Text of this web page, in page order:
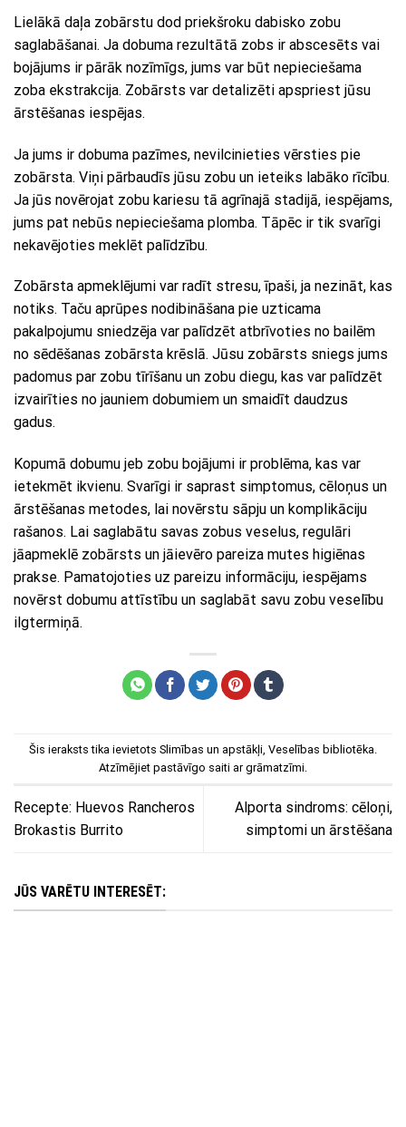
Lielākā daļa zobārstu dod priekšroku dabisko zobu
saglabāšanai. Ja dobuma rezultātā zobs ir abscesēts vai
bojājums ir pārāk nozīmīgs, jums var būt nepieciešama
zoba ekstrakcija. Zobārsts var detalizēti apspriest jūsu
ārstēšanas iespējas.
Ja jums ir dobuma pazīmes, nevilcinieties vērsties pie
zobārsta. Viņi pārbaudīs jūsu zobu un ieteiks labāko rīcību.
Ja jūs novērojat zobu kariesu tā agrīnajā stadijā, iespējams,
jums pat nebūs nepieciešama plomba. Tāpēc ir tik svarīgi
nekavējoties meklēt palīdzību.
Zobārsta apmeklējumi var radīt stresu, īpaši, ja nezināt, kas
notiks. Taču aprūpes nodibināšana pie uzticama
pakalpojumu sniedzēja var palīdzēt atbrīvoties no bailēm
no sēdēšanas zobārsta krēslā. Jūsu zobārsts sniegs jums
padomus par zobu tīrīšanu un zobu diegu, kas var palīdzēt
izvairīties no jauniem dobumiem un smaidīt daudzus
gadus.
Kopumā dobumu jeb zobu bojājumi ir problēma, kas var
ietekmēt ikvienu. Svarīgi ir saprast simptomus, cēloņus un
ārstēšanas metodes, lai novērstu sāpju un komplikāciju
rašanos. Lai saglabātu savas zobus veselus, regulāri
jāapmeklē zobārsts un jāievēro pareiza mutes higiēnas
prakse. Pamatojoties uz pareizu informāciju, iespējams
novērst dobumu attīstību un saglabāt savu zobu veselību
ilgtermiņā.
Šis ieraksts tika ievietots Slimības un apstākļi Veselības bibliotēka
Atzīmējiet pastāvīgo saiti ar grāmatzīmi.
Recepte: Huevos Rancheros
Brokastis Burrito
Alporta sindroms: cēloņi,
simptomi un ārstēšana
JŪS VARĒTU INTERESĒT: